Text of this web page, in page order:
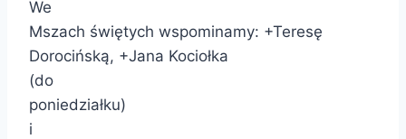
We
Mszach świętych wspominamy: +Teresę
Dorocińską, +Jana Kociołka
(do
poniedziałku)
i